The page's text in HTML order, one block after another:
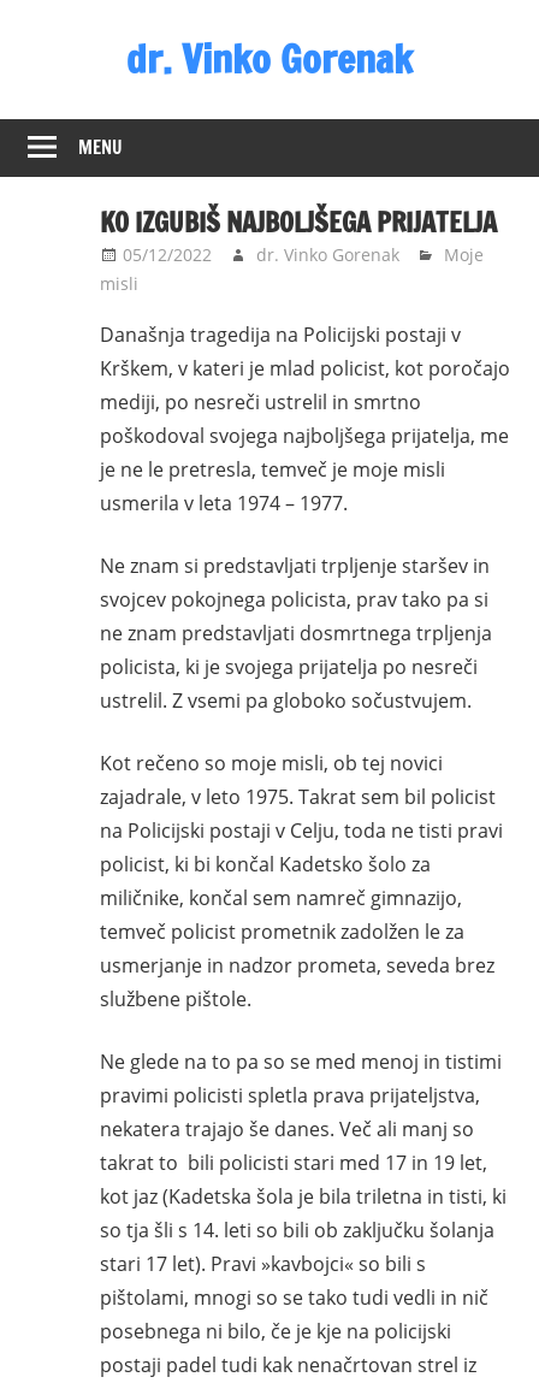
dr. Vinko Gorenak
poslanec
DZ
MENU
KO IZGUBIŠ NAJBOLJŠEGA PRIJATELJA
05/12/2022 dr. Vinko Gorenak
Moje
misli
Današnja tragedija na Policijski postaji v
Krškem, v kateri je mlad policist, kot poročajo
mediji, po nesreči ustrelil in smrtno
poškodoval svojega najboljšega prijatelja, me
je ne le pretresla, temveč je moje misli
usmerila v leta 1974 – 1977.
Ne znam si predstavljati trpljenje staršev in
svojcev pokojnega policista, prav tako pa si
ne znam predstavljati dosmrtnega trpljenja
policista, ki je svojega prijatelja po nesreči
ustrelil. Z vsemi pa globoko sočustvujem.
Kot rečeno so moje misli, ob tej novici
zajadrale, v leto 1975. Takrat sem bil policist
na Policijski postaji v Celju, toda ne tisti pravi
policist, ki bi končal Kadetsko šolo za
miličnike, končal sem namreč gimnazijo,
temveč policist prometnik zadolžen le za
usmerjanje in nadzor prometa, seveda brez
službene pištole.
Ne glede na to pa so se med menoj in tistimi
pravimi policisti spletla prava prijateljstva,
nekatera trajajo še danes. Več ali manj so
takrat to bili policisti stari med 17 in 19 let,
kot jaz (Kadetska šola je bila triletna in tisti, ki
so tja šli s 14. leti so bili ob zaključku šolanja
stari 17 let). Pravi »kavbojci« so bili s
pištolami, mnogi so se tako tudi vedli in nič
posebnega ni bilo, če je kje na policijski
postaji padel tudi kak nenačrtovan strel iz